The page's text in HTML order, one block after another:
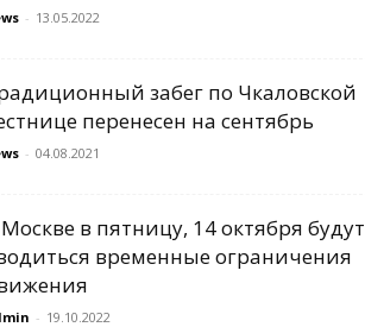
- 13.05.2022
забег по Чкаловской
перенесен на сентябрь
- 04.08.2021
в пятницу, 14 октября будут
временные ограничения
- 19.10.2022